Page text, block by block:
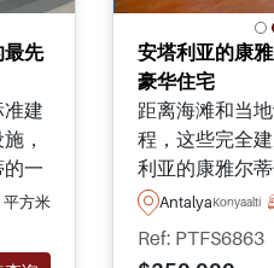
最先
建
，
一
共享
方米
安塔利亚的康
豪华住宅
距离海滩和当
程，这些完全
利亚的康雅尔
可以使用一个
设施。
AntalyaKonyaalti
Ref: PTFS6863